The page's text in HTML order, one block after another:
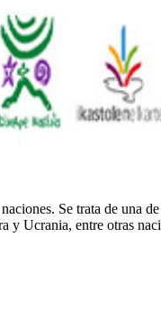
Se trata de una
y Ucrania, entre otras